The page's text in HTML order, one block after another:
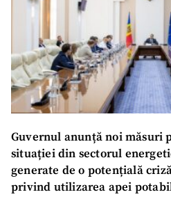
Guvernul anunță noi măsuri
situației din sectorul
generate de o potențială
privind utilizarea apei